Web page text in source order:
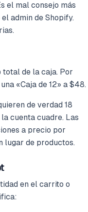
el mal consejo más
admin de Shopify.
de la caja. Por
«Caja de 12» a $48.
de verdad 18
cuenta cuadre. Las
a precio por
lugar de productos.
en el carrito o